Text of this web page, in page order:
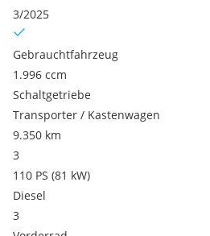
3/2025
Gebrauchtfahrzeug
1.996 ccm
Schaltgetriebe
Transporter / Kastenwagen
9.350 km
3
110 PS (81 kW)
Diesel
3